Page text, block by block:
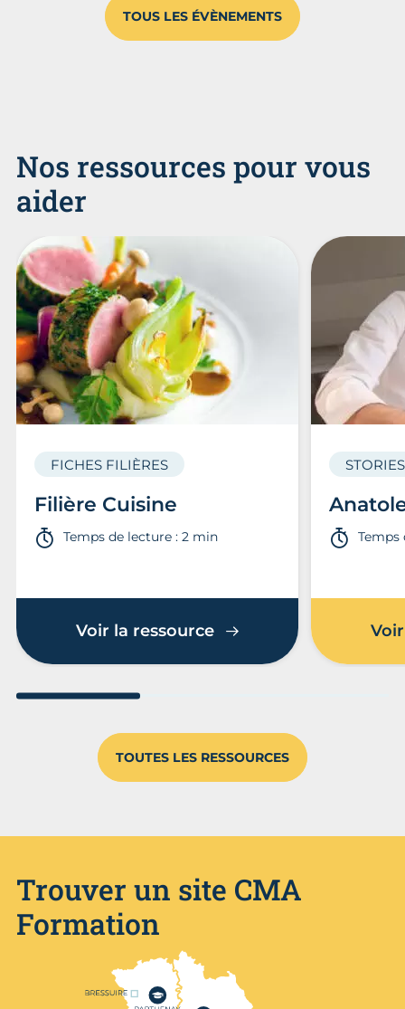
TOUS LES ÉVÈNEMENTS
Nos ressources pour vous
aider
Filière Cuisine
FICHES FILIÈRES
Temps de lecture : 2 min
Voir la ressource
Temps
TOUTES LES RESSOURCES
Trouver un site CMA
Formation
Nos centres de formation